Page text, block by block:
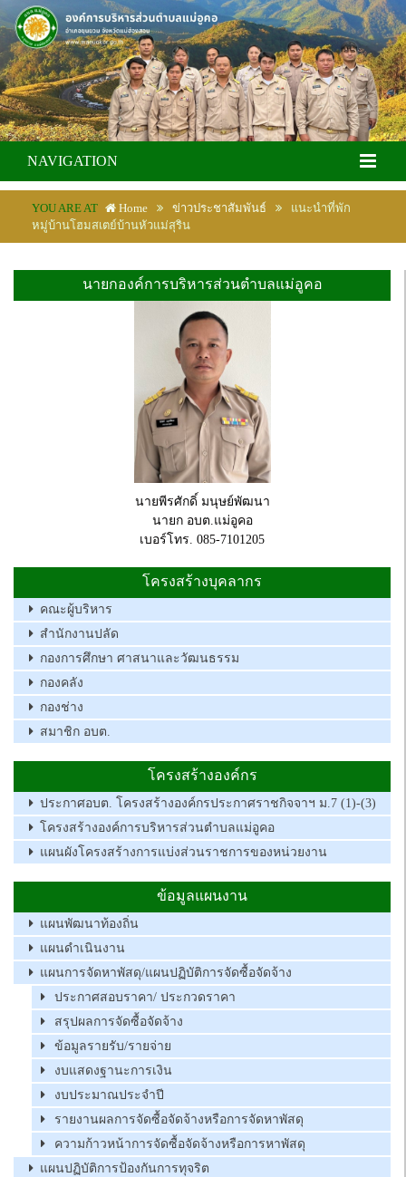
NAVIGATION
YOU ARE AT Home ข่าวประชาสัมพันธ์
แนะนำที่พัก
หมู่บ้านโฮมสเตย์บ้านหัวแม่สุริน
นายกองค์การบริหารส่วนตำบลแม่อูคอ
นายพีรศักดิ์ มนุษย์พัฒนา
นายก อบต.แม่อูคอ
เบอร์โทร. 085-7101205
โครงสร้างบุคลากร
คณะผู้บริหาร
สำนักงานปลัด
กองการศึกษา ศาสนาและวัฒนธรรม
กองคลัง
กองช่าง
สมาชิก อบต.
โครงสร้างองค์กร
ประกาศอบต. โครงสร้างองค์กรประกาศราชกิจจาฯ ม.7 (1)-(3)
โครงสร้างองค์การบริหารส่วนตำบลแม่อูคอ
แผนผังโครงสร้างการแบ่งส่วนราชการของหน่วยงาน
ข้อมูลแผนงาน
แผนพัฒนาท้องถิ่น
แผนดำเนินงาน
แผนการจัดหาพัสดุ/แผนปฏิบัติการจัดซื้อจัดจ้าง
ประกาศสอบราคา/ ประกวดราคา
สรุปผลการจัดซื้อจัดจ้าง
ข้อมูลรายรับ/รายจ่าย
งบแสดงฐานะการเงิน
งบประมาณประจำปี
รายงานผลการจัดซื้อจัดจ้างหรือการจัดหาพัสดุ
ความก้าวหน้าการจัดซื้อจัดจ้างหรือการหาพัสดุ
แผนปฏิบัติการป้องกันการทุจริต